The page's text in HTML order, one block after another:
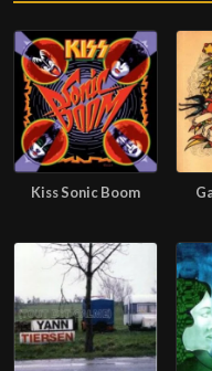
Kiss Sonic Boom